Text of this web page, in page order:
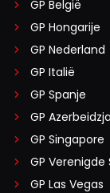
GP België
GP Hongarije
GP Nederland
GP Italië
GP Spanje
GP
GP Singapore
GP Verenigde
GP Las Vegas